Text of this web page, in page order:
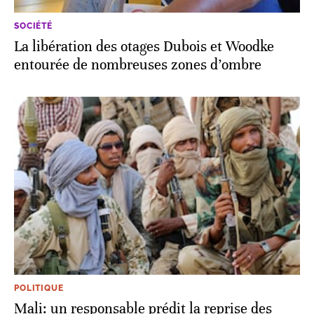
SOCIÉTÉ
La libération des otages Dubois et Woodke
entourée de nombreuses zones d’ombre
POLITIQUE
Mali: un responsable prédit la reprise des